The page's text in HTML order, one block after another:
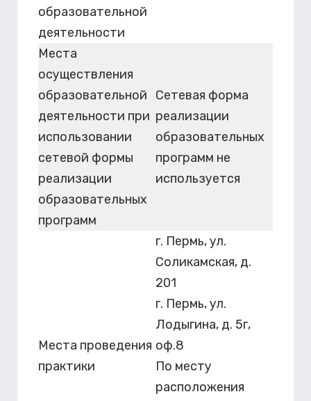
образовательной
деятельности
Места
осуществления
образовательной
деятельности при
использовании
сетевой формы
реализации
образовательных
программ
Сетевая форма
реализации
образовательных
программ не
используется
Места проведения
практики
г. Пермь, ул.
Соликамская, д.
201
г. Пермь, ул.
Лодыгина, д. 5г,
оф.8
По месту
расположения